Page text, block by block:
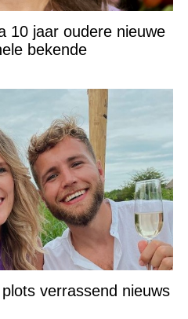
10 jaar oudere nieuwe
bekende
verrassend nieuws